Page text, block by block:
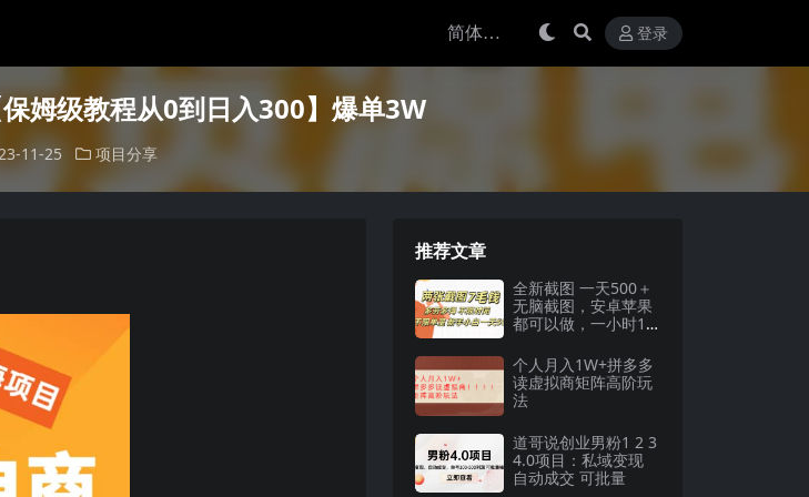
登录
姆级教程从0到日入300】爆单3W
11-25 项目分享
推荐文章
全新截图 一天500＋
无脑截图，安卓苹果
都可以做，一小时12
个人月入1W+拼多多
读虚拟商矩阵高阶玩
法
道哥说创业男粉1 2 3
4.0项目：私域变现
自动成交 可批量